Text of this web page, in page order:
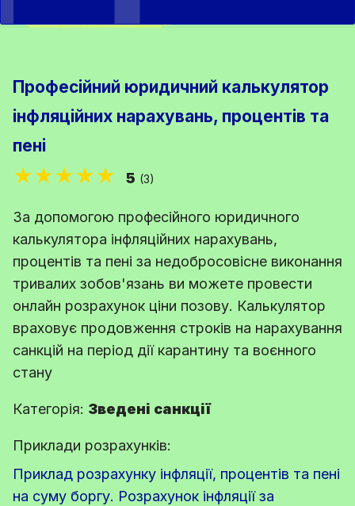
Професійний юридичний калькулятор
інфляційних нарахувань, процентів та
пені
★★★★★ 5 (3)
За допомогою професійного юридичного
калькулятора інфляційних нарахувань,
процентів та пені за недобросовісне виконання
тривалих зобов'язань ви можете провести
онлайн розрахунок ціни позову. Калькулятор
враховує продовження строків на нарахування
санкцій на період дії карантину та воєнного
стану
Категорія: Зведені санкції
Приклади розрахунків:
Приклад розрахунку інфляції, процентів та пені
на суму боргу. Розрахунок інфляції за